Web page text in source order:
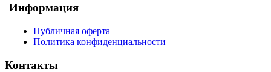
Информация
Публичная оферта
Политика конфиденциальности
Контакты